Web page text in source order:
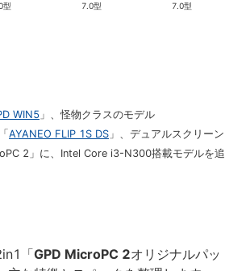
型
7.0型
7.0型
WIN5 」、怪物クラスのモデル
AYANEO FLIP 1S DS 」、デュアルスクリーン
2」に、Intel Core i3-N300搭載モデルを追
「GPD MicroPC 2オリジナルパッ